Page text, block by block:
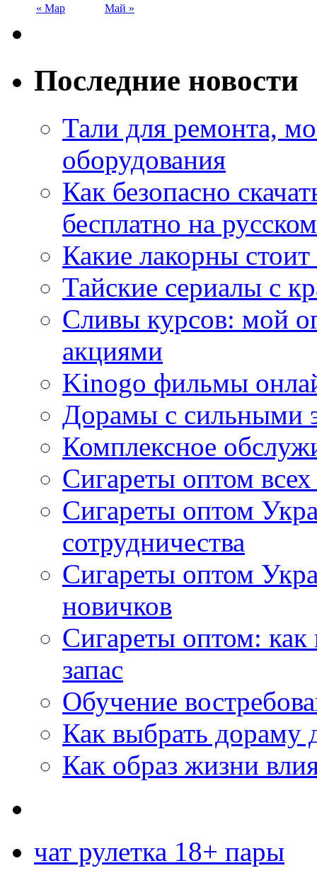
« Мар Май »
Последние новости
Тали для ремонта,
оборудования
Как безопасно
бесплатно на
Какие лакорны
Тайские сериалы с
Сливы курсов: мой
акциями
Kinogo фильмы
Дорамы с сильными
Комплексное
Сигареты оптом
Сигареты оптом
сотрудничества
Сигареты оптом
новичков
Сигареты оптом:
запас
Обучение
Как выбрать дораму
Как образ жизни
чат рулетка 18+ пары